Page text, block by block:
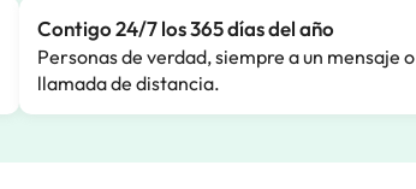
Contigo 24/7 los 365 días del año
Personas de verdad, siempre a un mensaje o
llamada de distancia.